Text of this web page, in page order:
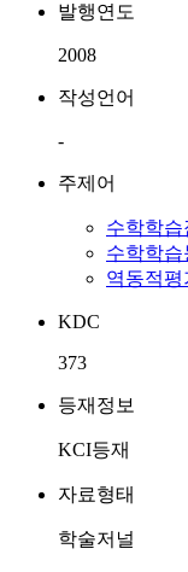
발행연도
2008
작성언어
-
주제어
수학학습
수학학습
역동적평
KDC
373
등재정보
KCI등재
자료형태
학술저널